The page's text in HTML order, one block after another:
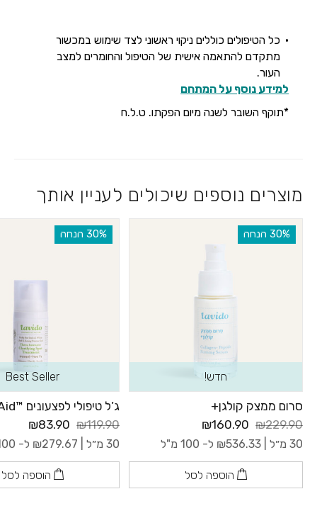
כל הטיפולים כוללים ניקוי ראשוני לצד שימוש במכשור
מתקדם להתאמה אישית של הטיפול והחומרים למצב
העור.
למידע נוסף על המתחם
*תוקף השובר לשנה מיום הפקתו. ט.ל.ח
מוצרים נוספים שיכולים לעניין אותך
‫30% הנחה
חדש!
סרום ממצק קולגן+
₪229.90
₪160.90
30 מ״ל | ₪536.33 ל- 100 מ"ל
הוספה לסל
‫30% הנחה
Best Seller
ג’ל טיפולי לפצעונים ™GreenAid
₪119.90
₪83.90
30 מ״ל | ₪279.67 ל- 100 מ"ל
הוספה לסל